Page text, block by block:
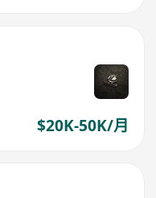
$20K-50K/月